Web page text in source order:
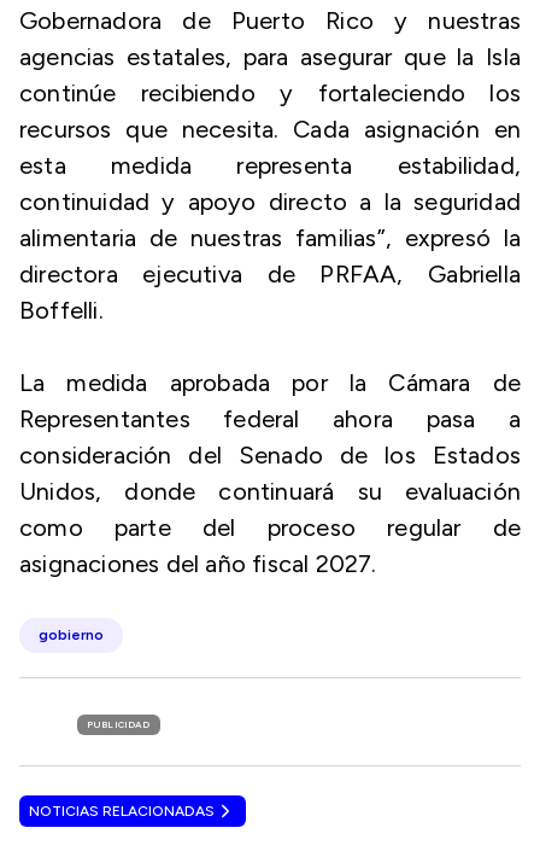
Gobernadora de Puerto Rico y nuestras
agencias estatales, para asegurar que la Isla
continúe recibiendo y fortaleciendo los
recursos que necesita. Cada asignación en
esta medida representa estabilidad,
continuidad y apoyo directo a la seguridad
alimentaria de nuestras familias”, expresó la
directora ejecutiva de PRFAA, Gabriella
Boffelli.
La medida aprobada por la Cámara de
Representantes federal ahora pasa a
consideración del Senado de los Estados
Unidos, donde continuará su evaluación
como parte del proceso regular de
asignaciones del año fiscal 2027.
gobierno
PUBLICIDAD
NOTICIAS RELACIONADAS